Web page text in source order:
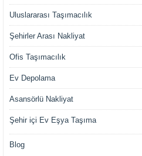
Uluslararası Taşımacılık
Şehirler Arası Nakliyat
Ofis Taşımacılık
Ev Depolama
Asansörlü Nakliyat
Şehir içi Ev Eşya Taşıma
Blog